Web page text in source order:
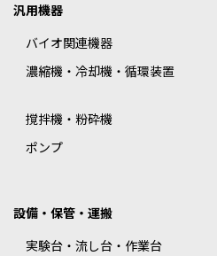
汎用機器
バイオ関連機器
濃縮機・冷却機・循環装置
撹拌機・粉砕機
ポンプ
設備・保管・運搬
実験台・流し台・作業台